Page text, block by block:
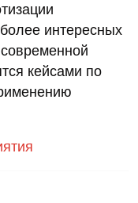
интересных
кейсами по